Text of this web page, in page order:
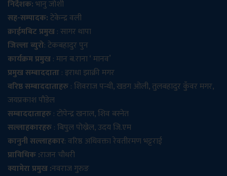
निर्देशक:भानु जोशी
सह-सम्पादक:टेकेन्द्र वली
क्राईमबिट प्रमुख: सागर थापा
जिल्ला ब्युरो: टेकबहादुर पुन
कार्यक्रम प्रमुख: मान ब.राना ‘ मानव’
प्रमुख सम्बाददाता: इराधा झाक्री मगर
वरिष्ठ सम्बाददाताहरु: शिवराज पन्थी, खडग ओली, तुलबहादुर कुँवर मगर,
जयप्रकाश पौडेल
सम्बाददाताहरु: टोपेन्द्र खनाल, शिव बस्नेत
सल्लाहकारहरु: बिपुल पोख्रेल, उदय जि.एम
कानुनी सल्लाहकार: वरिष्ठ अधिवक्ता रेवतीरमण भट्टराई
प्राविधिक :राजन चौधरी
क्यामेरा प्रमुख :नवराज गुरुङ